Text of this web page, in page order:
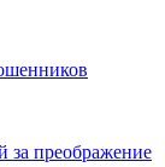
за преображение